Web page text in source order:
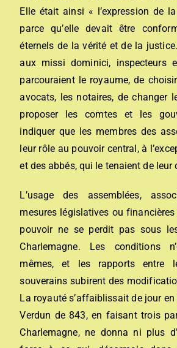
Elle était ainsi « l’expression de
parce qu’elle devait être
éternels de la vérité et de la
aux missi dominici, inspecteurs
parcouraient le royaume, de
avocats, les notaires, de changer
proposer les comtes et les
indiquer que les membres des
leur rôle au pouvoir central, à
et des abbés, qui le tenaient de leur
L’usage des assemblées,
mesures législatives ou financières
pouvoir ne se perdit pas sous
Charlemagne. Les conditions
mêmes, et les rapports entre
souverains subirent des
La royauté s’affaiblissait de jour
Verdun de 843, en faisant trois
Charlemagne, ne donna ni plus